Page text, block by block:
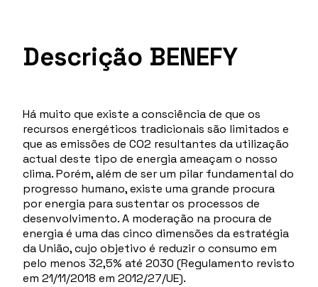
Descrição BENEFY
Há muito que existe a consciência de que os
recursos energéticos tradicionais são limitados e
que as emissões de CO2 resultantes da utilização
actual deste tipo de energia ameaçam o nosso
clima. Porém, além de ser um pilar fundamental do
progresso humano, existe uma grande procura
por energia para sustentar os processos de
desenvolvimento. A moderação na procura de
energia é uma das cinco dimensões da estratégia
da União, cujo objetivo é reduzir o consumo em
pelo menos 32,5% até 2030 (Regulamento revisto
em 21/11/2018 em 2012/27/UE).